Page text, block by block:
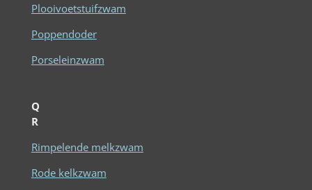
Plooivoetstuifzwam
Poppendoder
Porseleinzwam
Q
R
Rimpelende melkzwam
Rode kelkzwam